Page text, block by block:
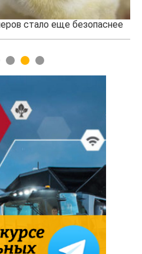
стало еще безопаснее
3 4 5